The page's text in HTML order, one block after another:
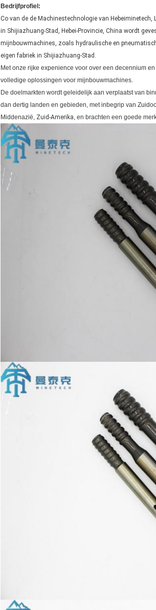
Bedrijfprofiel:
Co van de de Machinestechnologie van
in Shijiazhuang-Stad, Hebei-Provincie, China wordt
mijnbouwmachines, zoals hydraulische en
eigen fabriek in Shijiazhuang-Stad.
Met onze rijke expenience voor over een decennium
volledige oplossingen voor mijnbouwmachines.
De doelmarkten wordt geleidelijk aan verplaatst van
dan dertig landen en gebieden, met inbegrip van
Middenazië, Zuid-Amerika, en brachten een goede